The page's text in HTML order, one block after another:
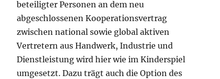
beteiligter Personen an dem neu
abgeschlossenen Kooperationsvertrag
zwischen national sowie global aktiven
Vertretern aus Handwerk, Industrie und
Dienstleistung wird hier wie im Kinderspiel
umgesetzt. Dazu trägt auch die Option des